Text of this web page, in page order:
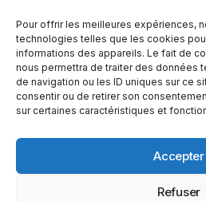
Pour offrir les meilleures expériences,
technologies telles que les cookies
informations des appareils. Le fait de
nous permettra de traiter des données
de navigation ou les ID uniques sur ce
consentir ou de retirer son
sur certaines caractéristiques et
Accepter
Refuser
YubiGeek est un média français
technologies, à la culture geek et
actualités, guides, tests et
du web, du gaming et de la